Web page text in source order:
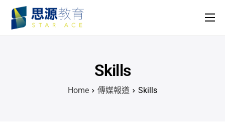
主頁
Skills
Home 傳媒報道 Skills